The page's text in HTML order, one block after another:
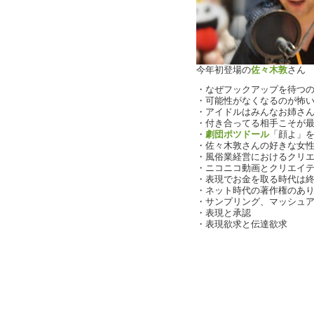
今年初登場の佐々木敦さん
・なぜフックアップを待つ
・可能性がなくなるのが怖い
・アイドルはみんなお姉さ
・付き合ってる相手こそが
・ 劇団ポツドール「顔よ」
・佐々木敦さんの好きな女
・風俗業経営におけるクリ
・ニコニコ動画とクリエイ
・表現でお金を取る時代は
・ネット時代の著作権のあ
・サンプリング、マッシュ
・表現と承認
・表現欲求と伝達欲求